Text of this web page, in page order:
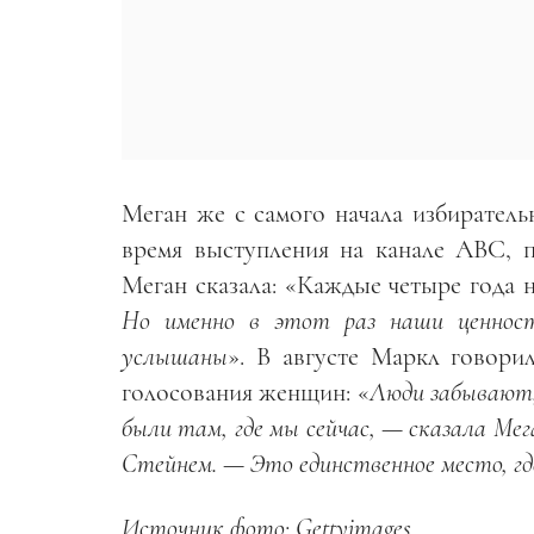
Меган же с самого начала
время выступления на канале ABC,
Меган сказала: «Каждые четыре года
Но именно в этот раз наши
услышаны». В августе Маркл
голосования женщин: «Люди
были там, где мы сейчас, — сказала
Стейнем. — Это единственное место,